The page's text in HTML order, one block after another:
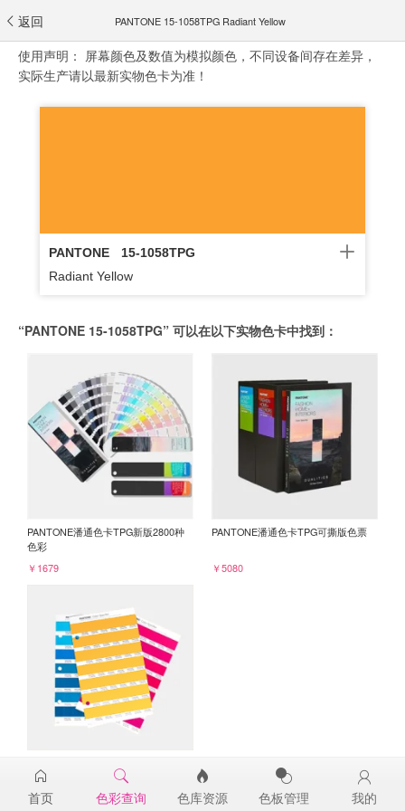
返回 PANTONE 15-1058TPG Radiant Yellow
使用声明： 屏幕颜色及数值为模拟颜色，不同设备间存在差异，
实际生产请以最新实物色卡为准！
PANTONE
15-1058TPG
Radiant Yellow
“PANTONE 15-1058TPG” 可以在以下实物色卡中找到：
PANTONE潘通色卡TPG新版2800种
色彩
￥1679
PANTONE潘通色卡TPG可撕版色票
￥5080
15-1058TPG
￥98
首页 色彩查询 色库资源 色板管理 我的